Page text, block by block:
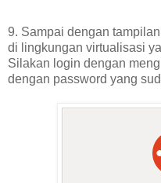
9. Sampai dengan
di lingkungan virtualisasi
Silakan login dengan
dengan password yang